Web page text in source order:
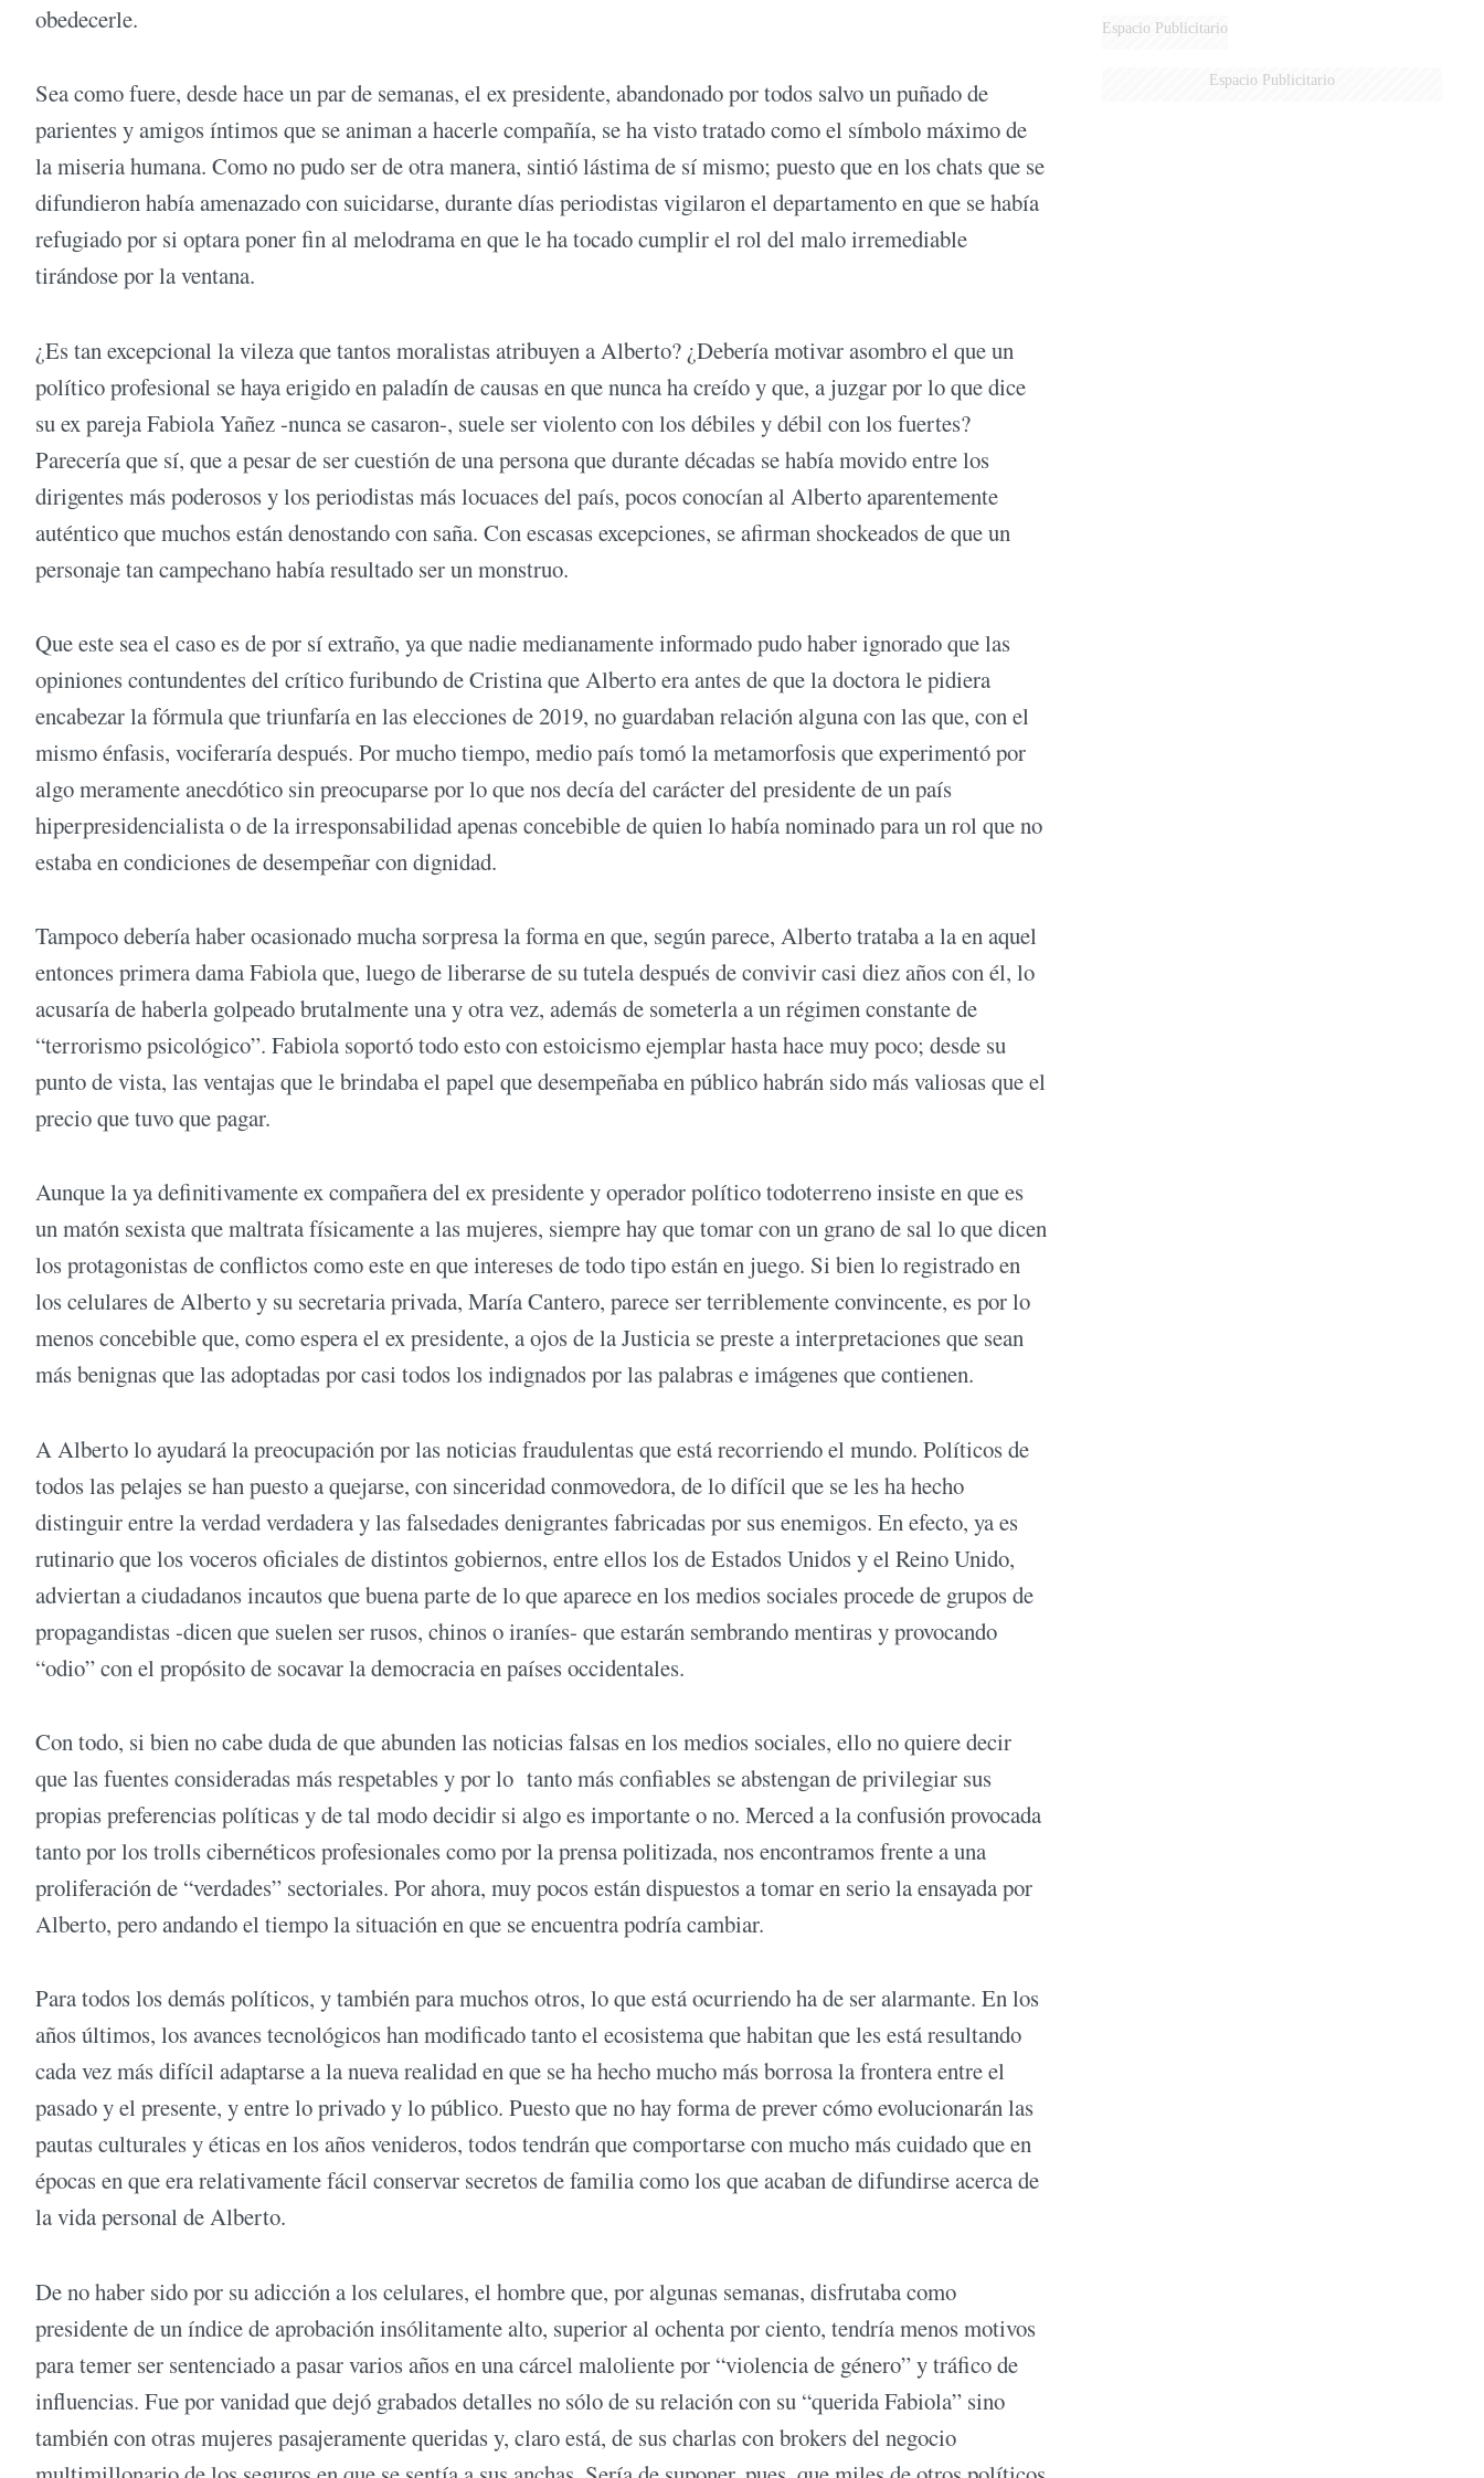
obedecerle.
Sea como fuere, desde hace un par de semanas, el ex presidente, abandonado por todos salvo un puñado de
parientes y amigos íntimos que se animan a hacerle compañía, se ha visto tratado como el símbolo máximo de
la miseria humana. Como no pudo ser de otra manera, sintió lástima de sí mismo; puesto que en los chats que se
difundieron había amenazado con suicidarse, durante días periodistas vigilaron el departamento en que se había
refugiado por si optara poner fin al melodrama en que le ha tocado cumplir el rol del malo irremediable
tirándose por la ventana.
¿Es tan excepcional la vileza que tantos moralistas atribuyen a Alberto? ¿Debería motivar asombro el que un
político profesional se haya erigido en paladín de causas en que nunca ha creído y que, a juzgar por lo que dice
su ex pareja Fabiola Yañez -nunca se casaron-, suele ser violento con los débiles y débil con los fuertes?
Parecería que sí, que a pesar de ser cuestión de una persona que durante décadas se había movido entre los
dirigentes más poderosos y los periodistas más locuaces del país, pocos conocían al Alberto aparentemente
auténtico que muchos están denostando con saña. Con escasas excepciones, se afirman shockeados de que un
personaje tan campechano había resultado ser un monstruo.
Que este sea el caso es de por sí extraño, ya que nadie medianamente informado pudo haber ignorado que las
opiniones contundentes del crítico furibundo de Cristina que Alberto era antes de que la doctora le pidiera
encabezar la fórmula que triunfaría en las elecciones de 2019, no guardaban relación alguna con las que, con el
mismo énfasis, vociferaría después. Por mucho tiempo, medio país tomó la metamorfosis que experimentó por
algo meramente anecdótico sin preocuparse por lo que nos decía del carácter del presidente de un país
hiperpresidencialista o de la irresponsabilidad apenas concebible de quien lo había nominado para un rol que no
estaba en condiciones de desempeñar con dignidad.
Tampoco debería haber ocasionado mucha sorpresa la forma en que, según parece, Alberto trataba a la en aquel
entonces primera dama Fabiola que, luego de liberarse de su tutela después de convivir casi diez años con él, lo
acusaría de haberla golpeado brutalmente una y otra vez, además de someterla a un régimen constante de
“terrorismo psicológico”. Fabiola soportó todo esto con estoicismo ejemplar hasta hace muy poco; desde su
punto de vista, las ventajas que le brindaba el papel que desempeñaba en público habrán sido más valiosas que el
precio que tuvo que pagar.
Aunque la ya definitivamente ex compañera del ex presidente y operador político todoterreno insiste en que es
un matón sexista que maltrata físicamente a las mujeres, siempre hay que tomar con un grano de sal lo que dicen
los protagonistas de conflictos como este en que intereses de todo tipo están en juego. Si bien lo registrado en
los celulares de Alberto y su secretaria privada, María Cantero, parece ser terriblemente convincente, es por lo
menos concebible que, como espera el ex presidente, a ojos de la Justicia se preste a interpretaciones que sean
más benignas que las adoptadas por casi todos los indignados por las palabras e imágenes que contienen.
A Alberto lo ayudará la preocupación por las noticias fraudulentas que está recorriendo el mundo. Políticos de
todos las pelajes se han puesto a quejarse, con sinceridad conmovedora, de lo difícil que se les ha hecho
distinguir entre la verdad verdadera y las falsedades denigrantes fabricadas por sus enemigos. En efecto, ya es
rutinario que los voceros oficiales de distintos gobiernos, entre ellos los de Estados Unidos y el Reino Unido,
adviertan a ciudadanos incautos que buena parte de lo que aparece en los medios sociales procede de grupos de
propagandistas -dicen que suelen ser rusos, chinos o iraníes- que estarán sembrando mentiras y provocando
“odio” con el propósito de socavar la democracia en países occidentales.
Con todo, si bien no cabe duda de que abunden las noticias falsas en los medios sociales, ello no quiere decir
que las fuentes consideradas más respetables y por lo tanto más confiables se abstengan de privilegiar sus
propias preferencias políticas y de tal modo decidir si algo es importante o no. Merced a la confusión provocada
tanto por los trolls cibernéticos profesionales como por la prensa politizada, nos encontramos frente a una
proliferación de “verdades” sectoriales. Por ahora, muy pocos están dispuestos a tomar en serio la ensayada por
Alberto, pero andando el tiempo la situación en que se encuentra podría cambiar.
Para todos los demás políticos, y también para muchos otros, lo que está ocurriendo ha de ser alarmante. En los
años últimos, los avances tecnológicos han modificado tanto el ecosistema que habitan que les está resultando
cada vez más difícil adaptarse a la nueva realidad en que se ha hecho mucho más borrosa la frontera entre el
pasado y el presente, y entre lo privado y lo público. Puesto que no hay forma de prever cómo evolucionarán las
pautas culturales y éticas en los años venideros, todos tendrán que comportarse con mucho más cuidado que en
épocas en que era relativamente fácil conservar secretos de familia como los que acaban de difundirse acerca de
la vida personal de Alberto.
De no haber sido por su adicción a los celulares, el hombre que, por algunas semanas, disfrutaba como
presidente de un índice de aprobación insólitamente alto, superior al ochenta por ciento, tendría menos motivos
para temer ser sentenciado a pasar varios años en una cárcel maloliente por “violencia de género” y tráfico de
influencias. Fue por vanidad que dejó grabados detalles no sólo de su relación con su “querida Fabiola” sino
también con otras mujeres pasajeramente queridas y, claro está, de sus charlas con brokers del negocio
Espacio Publicitario
Espacio Publicitario